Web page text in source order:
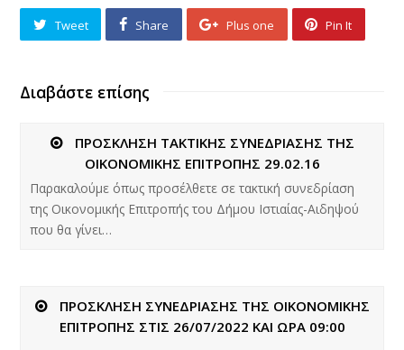
Tweet Share Plus one Pin It
Διαβάστε επίσης
ΠΡΟΣΚΛΗΣΗ ΤΑΚΤΙΚΗΣ ΣΥΝΕΔΡΙΑΣΗΣ ΤΗΣ
ΟΙΚΟΝΟΜΙΚΗΣ ΕΠΙΤΡΟΠΗΣ 29.02.16
Παρακαλούμε όπως προσέλθετε σε τακτική συνεδρίαση
της Οικονομικής Επιτροπής του Δήμου Ιστιαίας-Αιδηψού
που θα γίνει…
ΠΡΟΣΚΛΗΣΗ ΣΥΝΕΔΡΙΑΣΗΣ ΤΗΣ ΟΙΚΟΝΟΜΙΚΗΣ
ΕΠΙΤΡΟΠΗΣ ΣΤΙΣ 26/07/2022 ΚΑΙ ΩΡΑ 09:00